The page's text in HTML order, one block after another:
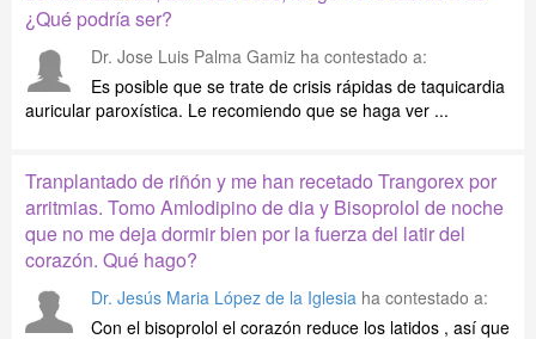
¿Qué podría ser?
Dr. Jose Luis Palma Gamiz ha contestado a:
Es posible que se trate de crisis rápidas de taquicardia
auricular paroxística. Le recomiendo que se haga ver ...
Tranplantado de riñón y me han recetado Trangorex por
arritmias. Tomo Amlodipino de dia y Bisoprolol de noche
que no me deja dormir bien por la fuerza del latir del
corazón. Qué hago?
Dr. Jesús Maria López de la Iglesia ha contestado a:
Con el bisoprolol el corazón reduce los latidos , así que